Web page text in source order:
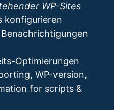
WP-Sites
konfigurieren
Optimierungen
WP-version,
for scripts &